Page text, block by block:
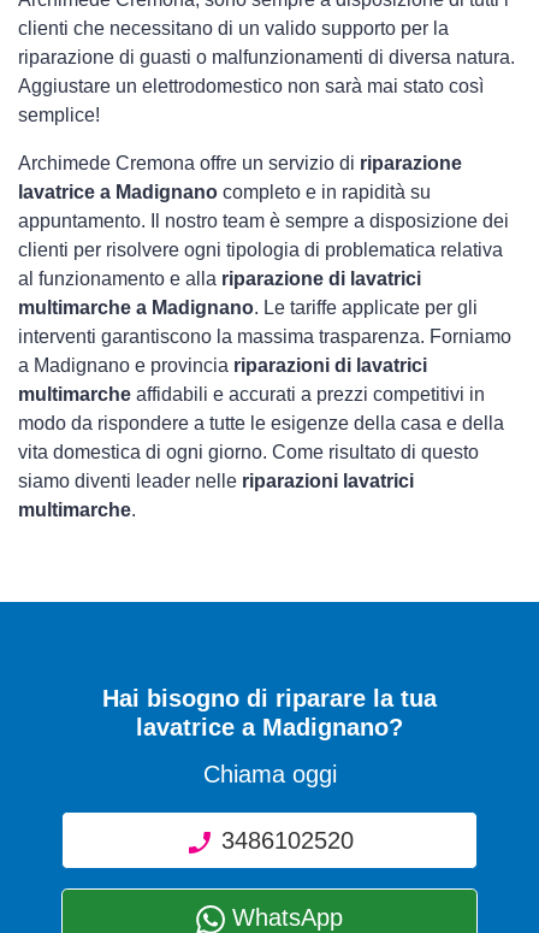
clienti che necessitano di un valido supporto per la
riparazione di guasti o malfunzionamenti di diversa natura.
Aggiustare un elettrodomestico non sarà mai stato così
semplice!
Archimede Cremona offre un servizio di riparazione
lavatrice a Madignano completo e in rapidità su
appuntamento. Il nostro team è sempre a disposizione dei
clienti per risolvere ogni tipologia di problematica relativa
al funzionamento e alla riparazione di lavatrici
multimarche a Madignano. Le tariffe applicate per gli
interventi garantiscono la massima trasparenza. Forniamo
a Madignano e provincia riparazioni di lavatrici
multimarche affidabili e accurati a prezzi competitivi in
modo da rispondere a tutte le esigenze della casa e della
vita domestica di ogni giorno. Come risultato di questo
siamo diventi leader nelle riparazioni lavatrici
multimarche.
Hai bisogno di riparare la tua
lavatrice a Madignano?
Chiama oggi
3486102520
WhatsApp